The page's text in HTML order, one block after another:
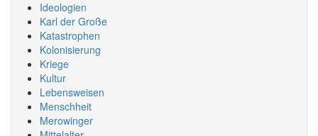
Ideologien
Karl der Große
Katastrophen
Kolonisierung
Kriege
Kultur
Lebensweisen
Menschheit
Merowinger